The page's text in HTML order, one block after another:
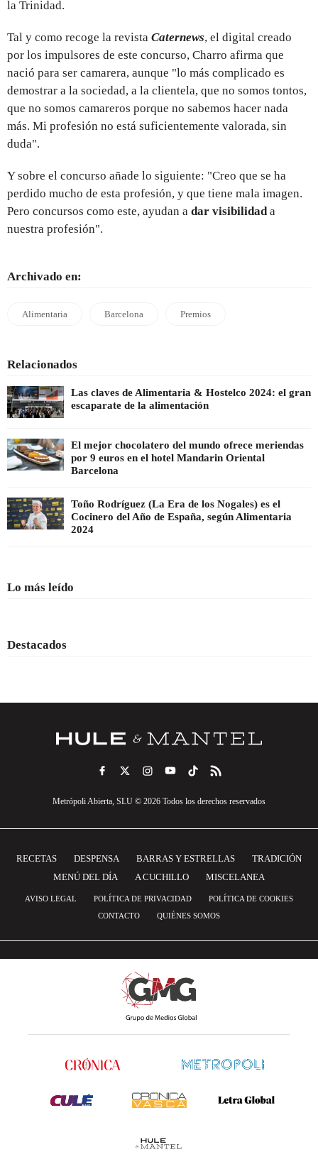
la Trinidad.
Tal y como recoge la revista Caternews, el digital creado
por los impulsores de este concurso, Charro afirma que
nació para ser camarera, aunque "lo más complicado es
demostrar a la sociedad, a la clientela, que no somos tontos,
que no somos camareros porque no sabemos hacer nada
más. Mi profesión no está suficientemente valorada, sin
duda".
Y sobre el concurso añade lo siguiente: "Creo que se ha
perdido mucho de esta profesión, y que tiene mala imagen.
Pero concursos como este, ayudan a dar visibilidad a
nuestra profesión".
Archivado en:
Alimentaria Barcelona Premios
Relacionados
Las claves de Alimentaria & Hostelco 2024: el gran
escaparate de la alimentación
El mejor chocolatero del mundo ofrece meriendas
por 9 euros en el hotel Mandarin Oriental
Barcelona
Toño Rodríguez (La Era de los Nogales) es el
Cocinero del Año de España, según Alimentaria
2024
Lo más leído
Destacados
Metrópoli Abierta, SLU © 2026 Todos los derechos reservados
RECETAS DESPENSA BARRAS Y ESTRELLAS
TRADICIÓN
MENÚ DEL DÍA
A CUCHILLO MISCELANEA
AVISO LEGAL POLÍTICA DE PRIVACIDAD
POLÍTICA DE COOKIES
CONTACTO
QUIÉNES SOMOS